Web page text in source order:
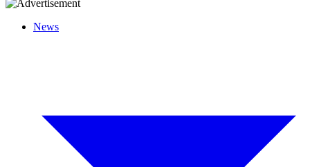
News